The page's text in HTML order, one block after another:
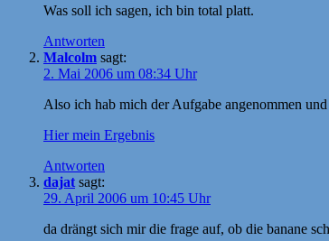
Was soll ich sagen, ich bin total platt.
Antworten
Malcolm sagt:
2. Mai 2006 um 08:34 Uhr
Also ich hab mich der Aufgabe angenommen
Hier mein Ergebnis
Antworten
dajat sagt:
29. April 2006 um 10:45 Uhr
da drängt sich mir die frage auf, ob die banane